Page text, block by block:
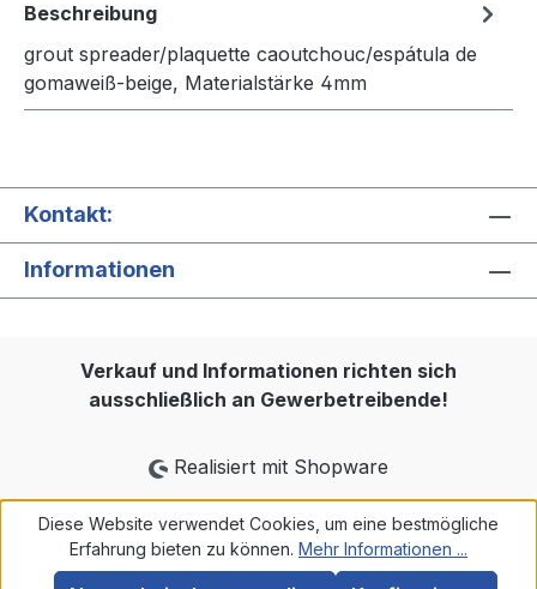
Beschreibung
grout spreader/plaquette caoutchouc/espátula de
gomaweiß-beige, Materialstärke 4mm
Kontakt:
Informationen
Verkauf und Informationen richten sich
ausschließlich an Gewerbetreibende!
Realisiert mit Shopware
Diese Website verwendet Cookies, um eine bestmögliche
Erfahrung bieten zu können. Mehr Informationen ...